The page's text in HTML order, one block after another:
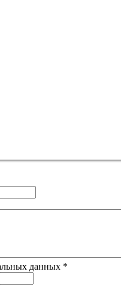
данных *